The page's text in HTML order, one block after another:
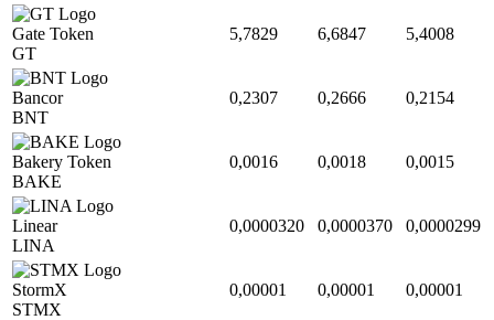
Gate Token
GT
5,7829 6,6847 5,4008
Bancor
BNT
0,2307 0,2666 0,2154
Bakery Token
BAKE
0,0016 0,0018 0,0015
Linear
LINA
0,0000320 0,0000370 0,0000299
StormX
STMX
0,00001 0,00001 0,00001